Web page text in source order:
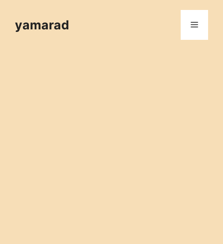
yamarad 메